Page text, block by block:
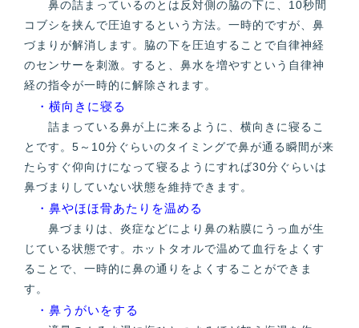
鼻の詰まっているのとは反対側の脇の下に、10秒間
コブシを挟んで圧迫するという方法。一時的ですが、鼻
づまりが解消します。脇の下を圧迫することで自律神経
のセンサーを刺激。すると、鼻水を増やすという自律神
経の指令が一時的に解除されます。
・横向きに寝る
詰まっている鼻が上に来るように、横向きに寝るこ
とです。5～10分ぐらいのタイミングで鼻が通る瞬間が来
たらすぐ仰向けになって寝るようにすれば30分ぐらいは
鼻づまりしていない状態を維持できます。
・鼻やほほ骨あたりを温める
鼻づまりは、炎症などにより鼻の粘膜にうっ血が生
じている状態です。ホットタオルで温めて血行をよくす
ることで、一時的に鼻の通りをよくすることができま
す。
・鼻うがいをする